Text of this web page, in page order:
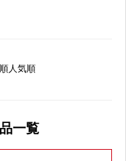
人気順
一覧